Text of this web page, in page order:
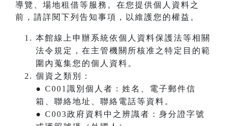
導覽、場地租借等服務。在您提供個人資料之
前，請詳閱下列告知事項，以維護您的權益。
本館線上申辦系統依個人資料保護法等相關
法令規定，在主管機關所核准之特定目的範
圍內蒐集您的個人資料。
個資之類別：
● C001識別個人者：姓名、電子郵件信
箱、聯絡地址、聯絡電話等資料。
● C003政府資料中之辨識者：身分證字號